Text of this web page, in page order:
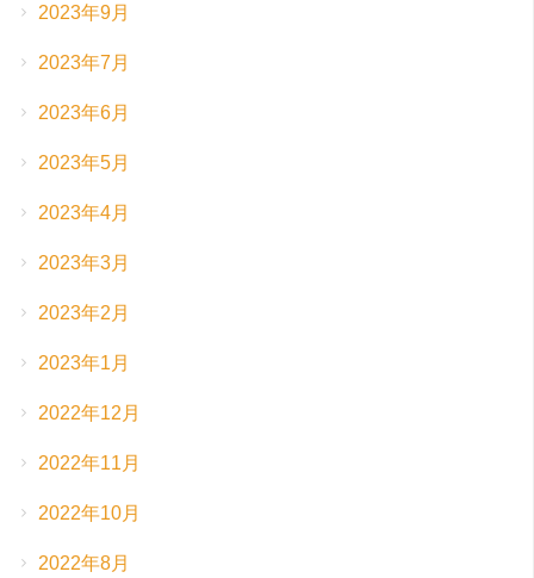
2023年9月
2023年7月
2023年6月
2023年5月
2023年4月
2023年3月
2023年2月
2023年1月
2022年12月
2022年11月
2022年10月
2022年8月